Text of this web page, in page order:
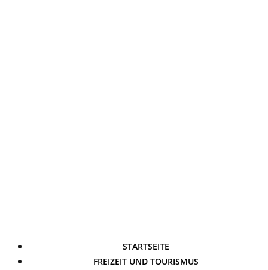
STARTSEITE
FREIZEIT UND TOURISMUS